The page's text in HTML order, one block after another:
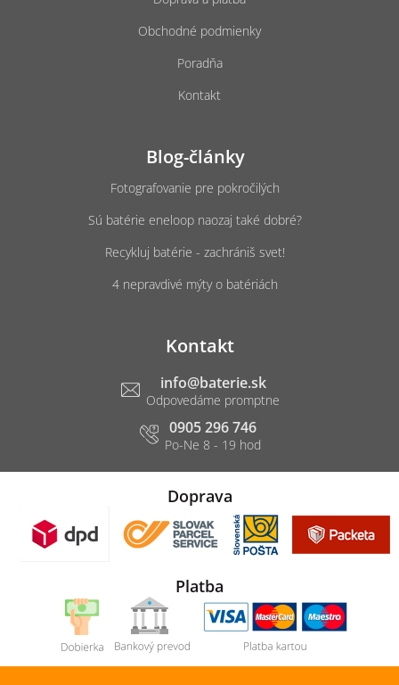
Obchodné podmienky
Poradňa
Kontakt
Blog-články
Fotografovanie pre pokročilých
Sú batérie eneloop naozaj také dobré?
Recykluj batérie - zachrániš svet!
4 nepravdivé mýty o batériách
Kontakt
info@baterie.sk
0905 296 746
Doprava
Platba